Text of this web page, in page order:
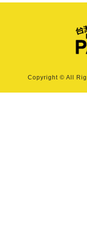
Copyright © All